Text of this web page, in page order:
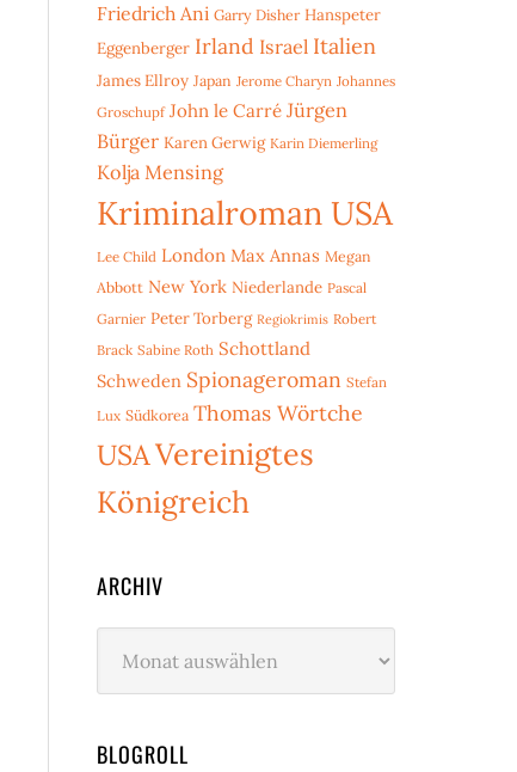
Friedrich Ani Garry Disher Hanspeter
Eggenberger Irland Israel Italien
James Ellroy Japan Jerome Charyn Johannes
Groschupf John le Carré Jürgen
Bürger Karen Gerwig Karin Diemerling
Kolja Mensing
Kriminalroman USA
Lee Child London Max Annas Megan
Abbott New York Niederlande Pascal
Garnier Peter Torberg Regiokrimis Robert
Brack Sabine Roth Schottland
Schweden Spionageroman Stefan
Lux Südkorea Thomas Wörtche
USAVereinigtes
Königreich
ARCHIV
BLOGROLL